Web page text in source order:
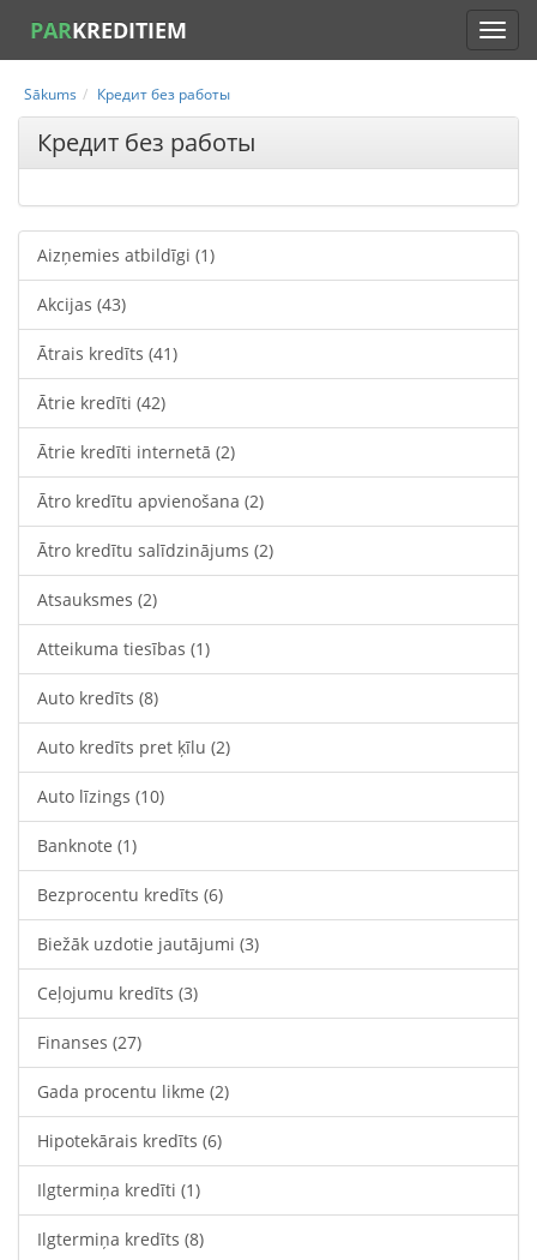
PARKREDITIEM
Sākums Кредит без работы
Кредит без работы
Aizņemies atbildīgi (1)
Akcijas (43)
Ātrais kredīts (41)
Ātrie kredīti (42)
Ātrie kredīti internetā (2)
Ātro kredītu apvienošana (2)
Ātro kredītu salīdzinājums (2)
Atsauksmes (2)
Atteikuma tiesības (1)
Auto kredīts (8)
Auto kredīts pret ķīlu (2)
Auto līzings (10)
Banknote (1)
Bezprocentu kredīts (6)
Biežāk uzdotie jautājumi (3)
Ceļojumu kredīts (3)
Finanses (27)
Gada procentu likme (2)
Hipotekārais kredīts (6)
Ilgtermiņa kredīti (1)
Ilgtermiņa kredīts (8)